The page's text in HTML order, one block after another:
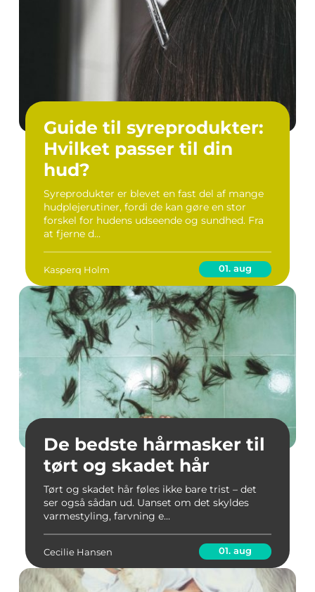
Guide til syreprodukter:
Hvilket passer til din
hud?
Syreprodukter er blevet en fast del af mange
hudplejerutiner, fordi de kan gøre en stor
forskel for hudens udseende og sundhed. Fra
at fjerne d...
Kasperq Holm 01. aug
De bedste hårmasker til
tørt og skadet hår
Tørt og skadet hår føles ikke bare trist – det
ser også sådan ud. Uanset om det skyldes
varmestyling, farvning e...
Cecilie Hansen 01. aug